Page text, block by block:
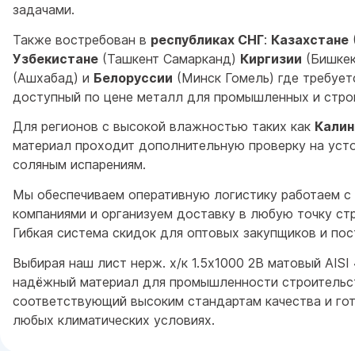
задачами.
Также востребован в республиках СНГ: Казахстане
Узбекистане (Ташкент Самарканд) Киргизии
(Ашхабад) и Белоруссии (Минск Гомель) где
доступный по цене металл для промышленных и
Для регионов с высокой влажностью таких как
материал проходит дополнительную проверку на
соляным испарениям.
Мы обеспечиваем оперативную логистику работаем
компаниями и организуем доставку в любую точку
Гибкая система скидок для оптовых закупщиков и
Выбирая наш лист нерж. х/к 1.5х1000 2B матовый
надёжный материал для промышленности
соответствующий высоким стандартам качества и
любых климатических условиях.